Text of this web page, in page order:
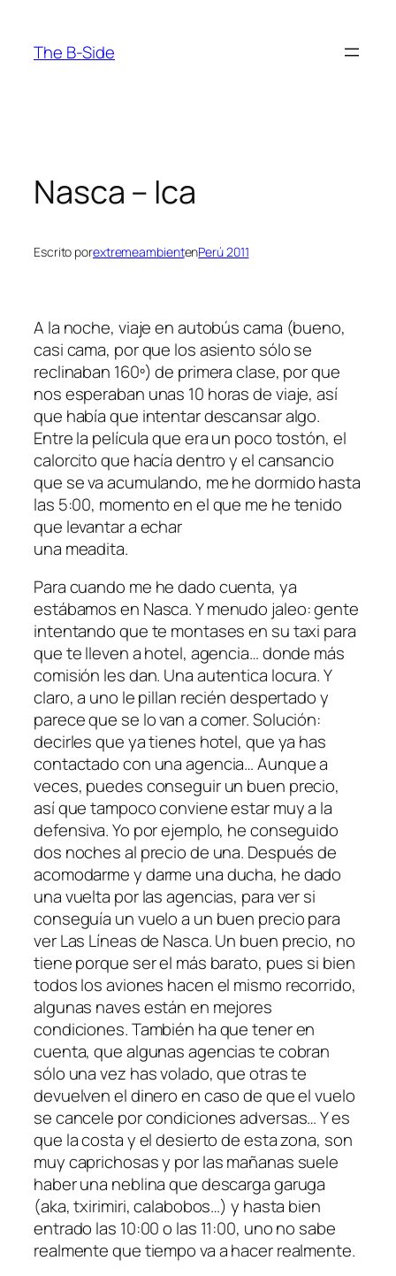
contenido
The B-Side
Nasca – Ica
Escrito porextremeambientenPerú 2011
A la noche, viaje en autobús cama (bueno,
casi cama, por que los asiento sólo se
reclinaban 160º) de primera clase, por que
nos esperaban unas 10 horas de viaje, así
que había que intentar descansar algo.
Entre la película que era un poco tostón, el
calorcito que hacía dentro y el cansancio
que se va acumulando, me he dormido hasta
las 5:00, momento en el que me he tenido
que levantar a echar
una meadita.
Para cuando me he dado cuenta, ya
estábamos en Nasca. Y menudo jaleo: gente
intentando que te montases en su taxi para
que te lleven a hotel, agencia… donde más
comisión les dan. Una autentica locura. Y
claro, a uno le pillan recién despertado y
parece que se lo van a comer. Solución:
decirles que ya tienes hotel, que ya has
contactado con una agencia… Aunque a
veces, puedes conseguir un buen precio,
así que tampoco conviene estar muy a la
defensiva. Yo por ejemplo, he conseguido
dos noches al precio de una. Después de
acomodarme y darme una ducha, he dado
una vuelta por las agencias, para ver si
conseguía un vuelo a un buen precio para
ver Las Líneas de Nasca. Un buen precio, no
tiene porque ser el más barato, pues si bien
todos los aviones hacen el mismo recorrido,
algunas naves están en mejores
condiciones. También ha que tener en
cuenta, que algunas agencias te cobran
sólo una vez has volado, que otras te
devuelven el dinero en caso de que el vuelo
se cancele por condiciones adversas… Y es
que la costa y el desierto de esta zona, son
muy caprichosas y por las mañanas suele
haber una neblina que descarga garuga
(aka, txirimiri, calabobos…) y hasta bien
entrado las 10:00 o las 11:00, uno no sabe
realmente que tiempo va a hacer realmente.